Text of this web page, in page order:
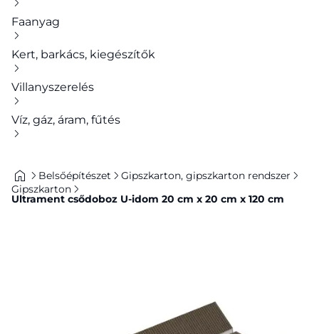
Faanyag
Kert, barkács, kiegészítők
Villanyszerelés
Víz, gáz, áram, fűtés
Belsőépítészet
Gipszkarton, gipszkarton rendszer
Gipszkarton
Ultrament csődoboz U-idom 20 cm x 20 cm x 120 cm